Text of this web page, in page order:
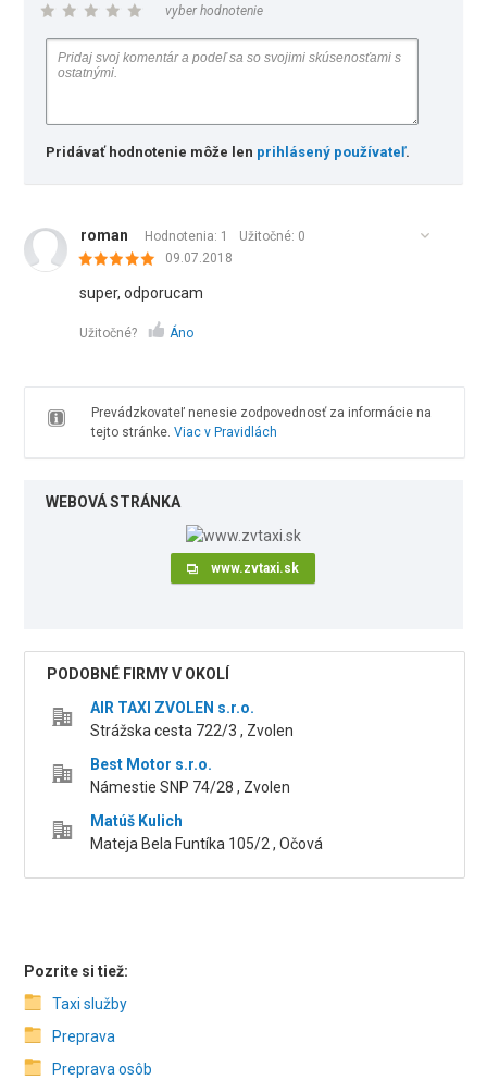
vyber hodnotenie
Pridávať hodnotenie môže len prihlásený používateľ.
roman Hodnotenia: 1 Užitočné: 0
09.07.2018
super, odporucam
Užitočné? Áno
Prevádzkovateľ nenesie zodpovednosť za informácie na
tejto stránke. Viac v Pravidlách
WEBOVÁ STRÁNKA
www.zvtaxi.sk
PODOBNÉ FIRMY V OKOLÍ
AIR TAXI ZVOLEN s.r.o.
Strážska cesta 722/3 , Zvolen
Best Motor s.r.o.
Námestie SNP 74/28 , Zvolen
Matúš Kulich
Mateja Bela Funtíka 105/2 , Očová
Pozrite si tiež:
Taxi služby
Preprava
Preprava osôb